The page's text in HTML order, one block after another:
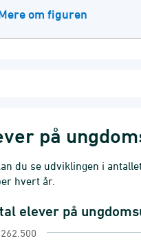
om figuren
på
du se udviklingen i
hvert år.
elever på
elever på
262.500